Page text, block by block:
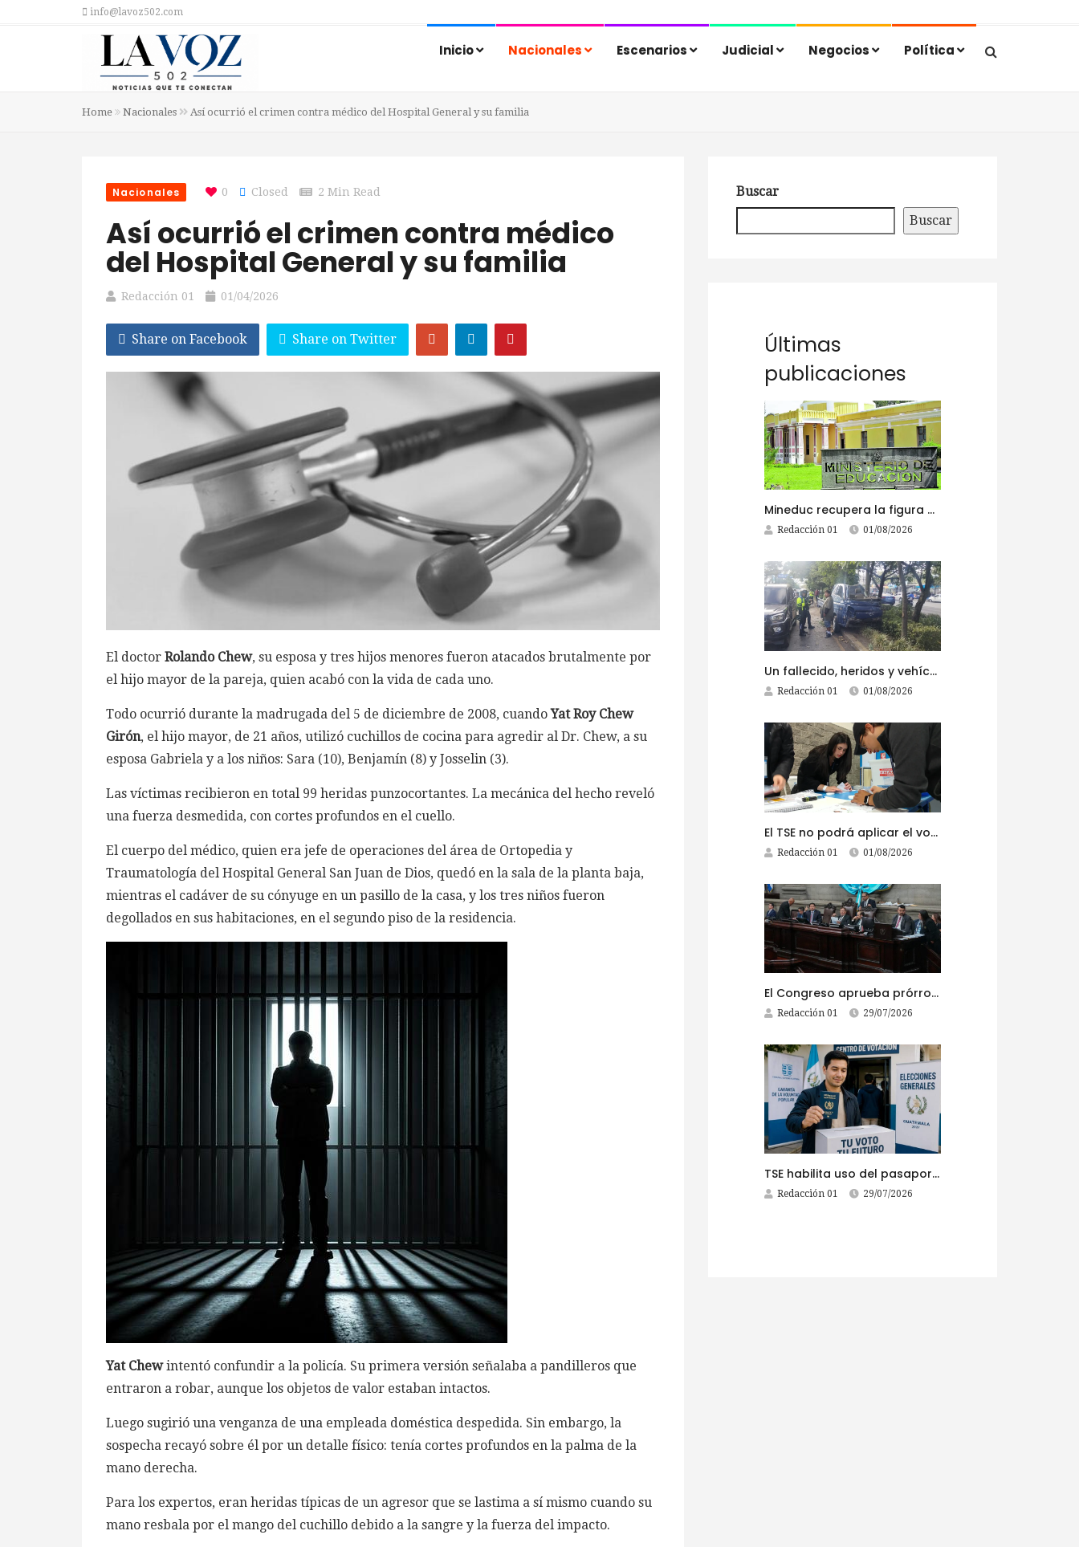
info@lavoz502.com
Inicio Nacionales Escenarios Judicial Negocios Política
Home Nacionales Así ocurrió el crimen contra médico del Hospital General y su familia
Nacionales 0 Closed 2 Min Read
Así ocurrió el crimen contra médico
del Hospital General y su familia
Redacción 01 01/04/2026
Share on Facebook Share on Twitter
El doctor Rolando Chew, su esposa y tres hijos menores fueron atacados brutalmente por
el hijo mayor de la pareja, quien acabó con la vida de cada uno.
Todo ocurrió durante la madrugada del 5 de diciembre de 2008, cuandoYat Roy Chew
Girón, el hijo mayor, de 21 años, utilizó cuchillos de cocina para agredir al Dr. Chew, a su
esposa Gabriela y a los niños: Sara (10), Benjamín (8) y Josselin (3).
Las víctimas recibieron en total 99 heridas punzocortantes. La mecánica del hecho reveló
una fuerza desmedida, con cortes profundos en el cuello.
El cuerpo del médico, quien era jefe de operaciones del área de Ortopedia y
Traumatologí­a del Hospital General San Juan de Dios, quedó en la sala de la planta baja,
mientras el cadáver de su cónyuge en un pasillo de la casa, y los tres niños fueron
degollados en sus habitaciones, en el segundo piso de la residencia.
Yat Chewintentó confundir a la policía. Su primera versión señalaba a pandilleros que
entraron a robar, aunque los objetos de valor estaban intactos.
Luego sugirió una venganza de una empleada doméstica despedida. Sin embargo, la
sospecha recayó sobre él por un detalle físico: tenía cortes profundos en la palma de la
mano derecha.
Para los expertos, eran heridas típicas de un agresor que se lastima a sí mismo cuando su
mano resbala por el mango del cuchillo debido a la sangre y la fuerza del impacto.
Buscar
Buscar
Últimas
publicaciones
Mineduc recupera la figura del supervisor educativo con 968 plazas
Redacción 01 01/08/2026
Un fallecido, heridos y vehículos destruidos en accidentes registrados este 1 de agosto
Redacción 01 01/08/2026
El TSE no podrá aplicar el voto electrónico en el extranjero, pese a la reciente actualización de su reglamento
Redacción 01 01/08/2026
El Congreso aprueba prórroga al Impuesto de Circulación 2026
Redacción 01 29/07/2026
TSE habilita uso del pasaporte para votar en Estados Unidos
Redacción 01 29/07/2026